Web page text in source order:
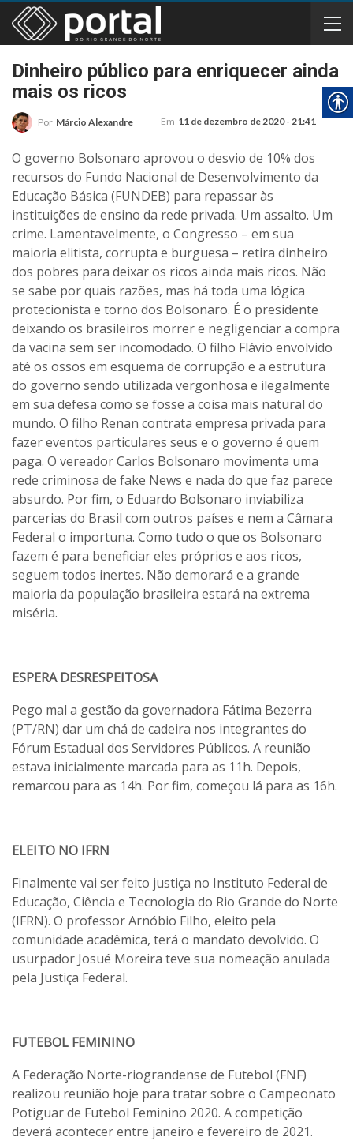
Dinheiro público para enriquecer ainda
mais os ricos
Por Márcio Alexandre Em 11 de dezembro de 2020 - 21:41
O governo Bolsonaro aprovou o desvio de 10% dos
recursos do Fundo Nacional de Desenvolvimento da
Educação Básica (FUNDEB) para repassar às
instituições de ensino da rede privada. Um assalto. Um
crime. Lamentavelmente, o Congresso – em sua
maioria elitista, corrupta e burguesa – retira dinheiro
dos pobres para deixar os ricos ainda mais ricos. Não
se sabe por quais razões, mas há toda uma lógica
protecionista e torno dos Bolsonaro. É o presidente
deixando os brasileiros morrer e negligenciar a compra
da vacina sem ser incomodado. O filho Flávio envolvido
até os ossos em esquema de corrupção e a estrutura
do governo sendo utilizada vergonhosa e ilegalmente
em sua defesa como se fosse a coisa mais natural do
mundo. O filho Renan contrata empresa privada para
fazer eventos particulares seus e o governo é quem
paga. O vereador Carlos Bolsonaro movimenta uma
rede criminosa de fake News e nada do que faz parece
absurdo. Por fim, o Eduardo Bolsonaro inviabiliza
parcerias do Brasil com outros países e nem a Câmara
Federal o importuna. Como tudo o que os Bolsonaro
fazem é para beneficiar eles próprios e aos ricos,
seguem todos inertes. Não demorará e a grande
maioria da população brasileira estará na extrema
miséria.
ESPERA DESRESPEITOSA
Pego mal a gestão da governadora Fátima Bezerra
(PT/RN) dar um chá de cadeira nos integrantes do
Fórum Estadual dos Servidores Públicos. A reunião
estava inicialmente marcada para as 11h. Depois,
remarcou para as 14h. Por fim, começou lá para as 16h.
ELEITO NO IFRN
Finalmente vai ser feito justiça no Instituto Federal de
Educação, Ciência e Tecnologia do Rio Grande do Norte
(IFRN). O professor Arnóbio Filho, eleito pela
comunidade acadêmica, terá o mandato devolvido. O
usurpador Josué Moreira teve sua nomeação anulada
pela Justiça Federal.
FUTEBOL FEMININO
A Federação Norte-riograndense de Futebol (FNF)
realizou reunião hoje para tratar sobre o Campeonato
Potiguar de Futebol Feminino 2020. A competição
deverá acontecer entre janeiro e fevereiro de 2021.